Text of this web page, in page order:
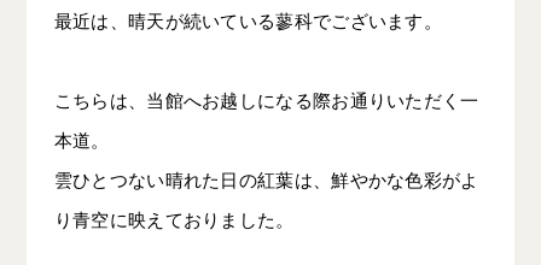
最近は、晴天が続いている蓼科でございます。
こちらは、当館へお越しになる際お通りいただく一
本道。
雲ひとつない晴れた日の紅葉は、鮮やかな色彩がよ
り青空に映えておりました。